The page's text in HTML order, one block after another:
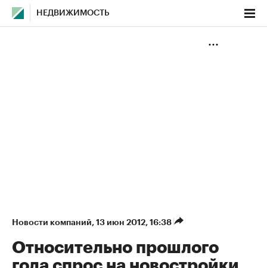
НЕДВИЖИМОСТЬ
Новости компаний⁠, 13 июн 2012, 16:38
Относительно прошлого